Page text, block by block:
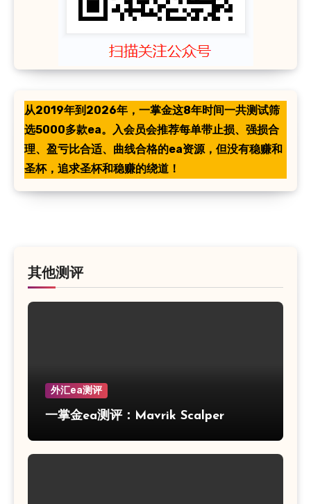
从2019年到2026年，一掌金这8年时间一共测试筛
选5000多款ea。入会员会推荐每单带止损、强损合
理、盈亏比合适、曲线合格的ea资源，但没有稳赚和
圣杯，追求圣杯和稳赚的绕道！
其他测评
外汇ea测评
一掌金ea测评：Mavrik Scalper